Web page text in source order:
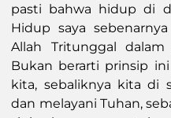
pasti bahwa hidup di
Hidup saya
Allah Tritunggal
Bukan berarti prinsip
kita, sebaliknya kita di
dan melayani Tuhan,